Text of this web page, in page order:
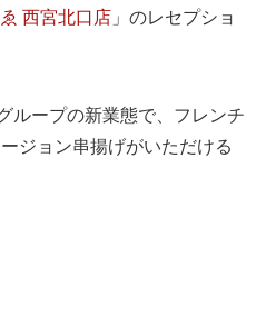
西宮北口店 」のレセプショ
ループの新業態で、フレンチ
ジョン串揚げがいただける